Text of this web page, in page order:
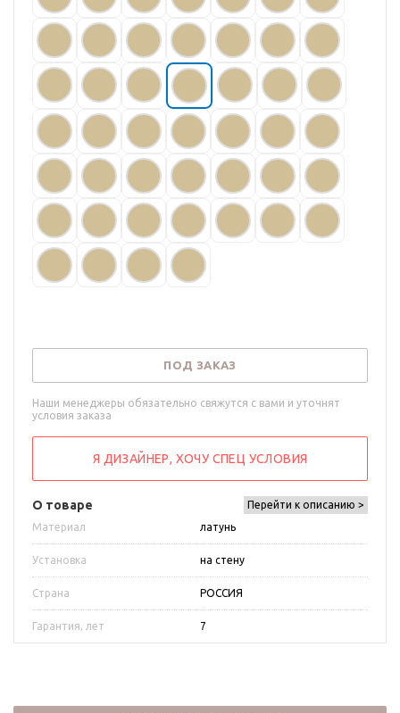
О товаре
Перейти к описанию >
Материал
латунь
Установка на стену
Страна РОССИЯ
Гарантия, лет 7
ПОД ЗАКАЗ
Наши менеджеры обязательно свяжутся с вами и уточнят
условия заказа
Я ДИЗАЙНЕР, ХОЧУ СПЕЦ УСЛОВИЯ